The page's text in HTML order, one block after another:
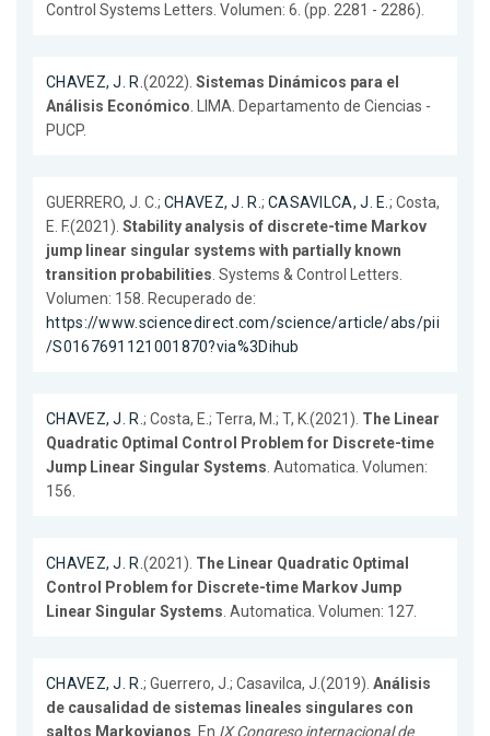
Control Systems Letters. Volumen: 6. (pp. 2281 - 2286).
CHAVEZ, J. R.(2022). Sistemas Dinámicos para el
Análisis Económico. LIMA. Departamento de Ciencias -
PUCP.
GUERRERO, J. C.; CHAVEZ, J. R.; CASAVILCA, J. E.; Costa,
E. F.(2021). Stability analysis of discrete-time Markov
jump linear singular systems with partially known
transition probabilities. Systems & Control Letters.
Volumen: 158. Recuperado de:
https://www.sciencedirect.com/science/article/abs/pii
/S0167691121001870?via%3Dihub
CHAVEZ, J. R.; Costa, E.; Terra, M.; T, K.(2021). The Linear
Quadratic Optimal Control Problem for Discrete-time
Jump Linear Singular Systems. Automatica. Volumen:
156.
CHAVEZ, J. R.(2021). The Linear Quadratic Optimal
Control Problem for Discrete-time Markov Jump
Linear Singular Systems. Automatica. Volumen: 127.
CHAVEZ, J. R.; Guerrero, J.; Casavilca, J.(2019). Análisis
de causalidad de sistemas lineales singulares con
saltos Markovianos. En IX Congreso internacional de